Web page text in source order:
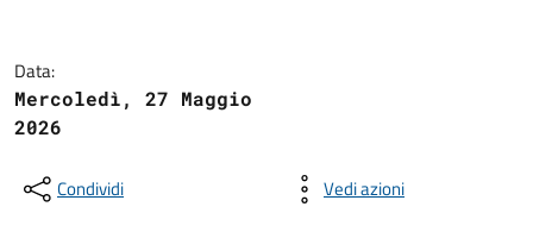
Data:
Mercoledì, 27 Maggio
2026
Condividi Vedi azioni